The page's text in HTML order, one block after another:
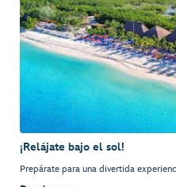
¡Relájate bajo el sol!
Prepárate para una divertida